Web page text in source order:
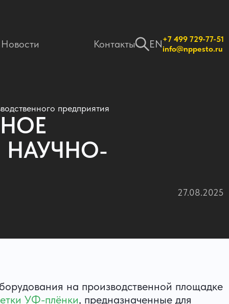
Новости Контакты EN+7 499 729-77-51
info@nppesto.ru
предприятия
НАУЧНО-
27.08.2025
на производственной площадке
УФ-плёнки, предназначенные для